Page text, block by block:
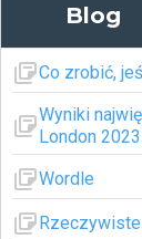
Blog
Co zrobić,
Wyniki
London 2023
Wordle
Rzeczywiste